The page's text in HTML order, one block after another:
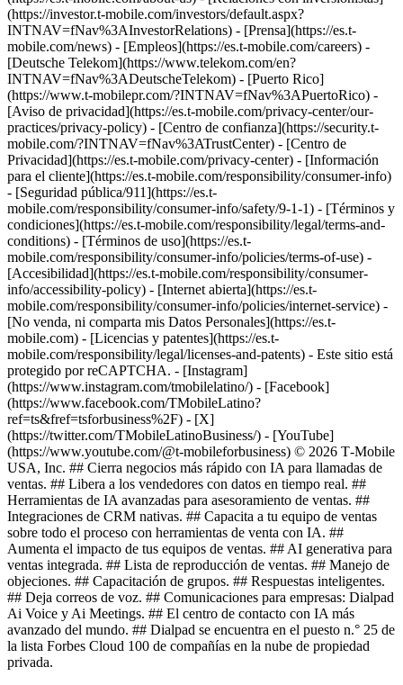
(https://investor.t-mobile.com/investors/default.aspx?
INTNAV=fNav%3AInvestorRelations) - [Prensa](https://es.t-
mobile.com/news) - [Empleos](https://es.t-mobile.com/careers) -
[Deutsche Telekom](https://www.telekom.com/en?
INTNAV=fNav%3ADeutscheTelekom) - [Puerto Rico]
(https://www.t-mobilepr.com/?INTNAV=fNav%3APuertoRico) -
[Aviso de privacidad](https://es.t-mobile.com/privacy-center/our-
practices/privacy-policy) - [Centro de confianza](https://security.t-
mobile.com/?INTNAV=fNav%3ATrustCenter) - [Centro de
Privacidad](https://es.t-mobile.com/privacy-center) - [Información
para el cliente](https://es.t-mobile.com/responsibility/consumer-info)
- [Seguridad pública/911](https://es.t-
mobile.com/responsibility/consumer-info/safety/9-1-1) - [Términos y
condiciones](https://es.t-mobile.com/responsibility/legal/terms-and-
conditions) - [Términos de uso](https://es.t-
mobile.com/responsibility/consumer-info/policies/terms-of-use) -
[Accesibilidad](https://es.t-mobile.com/responsibility/consumer-
info/accessibility-policy) - [Internet abierta](https://es.t-
mobile.com/responsibility/consumer-info/policies/internet-service) -
[No venda, ni comparta mis Datos Personales](https://es.t-
mobile.com) - [Licencias y patentes](https://es.t-
mobile.com/responsibility/legal/licenses-and-patents) - Este sitio está
protegido por reCAPTCHA. - [Instagram]
(https://www.instagram.com/tmobilelatino/) - [Facebook]
(https://www.facebook.com/TMobileLatino?
ref=ts&fref=tsforbusiness%2F) - [X]
(https://twitter.com/TMobileLatinoBusiness/) - [YouTube]
(https://www.youtube.com/@t-mobileforbusiness) © 2026 T‑Mobile
USA, Inc. ## Cierra negocios más rápido con IA para llamadas de
ventas. ## Libera a los vendedores con datos en tiempo real. ##
Herramientas de IA avanzadas para asesoramiento de ventas. ##
Integraciones de CRM nativas. ## Capacita a tu equipo de ventas
sobre todo el proceso con herramientas de venta con IA. ##
Aumenta el impacto de tus equipos de ventas. ## AI generativa para
ventas integrada. ## Lista de reproducción de ventas. ## Manejo de
objeciones. ## Capacitación de grupos. ## Respuestas inteligentes.
## Deja correos de voz. ## Comunicaciones para empresas: Dialpad
Ai Voice y Ai Meetings. ## El centro de contacto con IA más
avanzado del mundo. ## Dialpad se encuentra en el puesto n.° 25 de
la lista Forbes Cloud 100 de compañías en la nube de propiedad
privada.